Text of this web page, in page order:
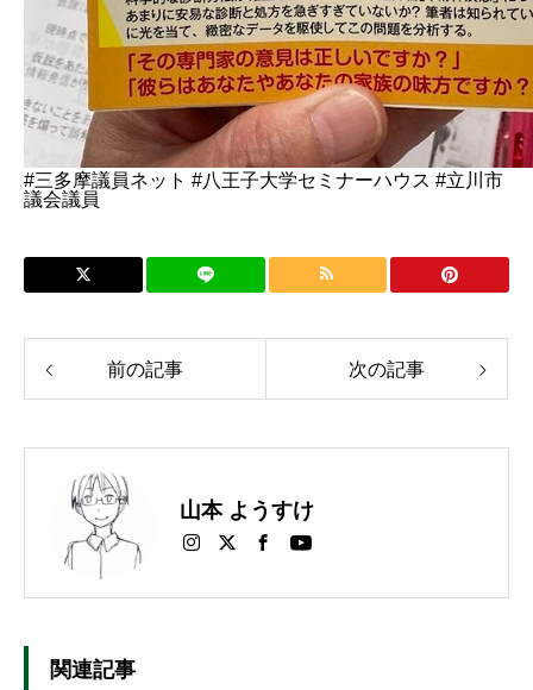
#三多摩議員ネット #八王子大学セミナーハウス #立川市
議会議員
前の記事 次の記事
山本 ようすけ
関連記事